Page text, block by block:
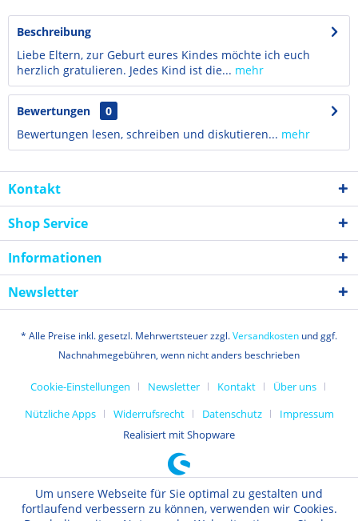
Beschreibung
Liebe Eltern, zur Geburt eures Kindes möchte ich euch
herzlich gratulieren. Jedes Kind ist die... mehr
Bewertungen
0
Bewertungen lesen, schreiben und diskutieren... mehr
Kontakt
Shop Service
Informationen
Newsletter
* Alle Preise inkl. gesetzl. Mehrwertsteuer zzgl.Versandkosten und ggf.
Nachnahmegebühren, wenn nicht anders beschrieben
Cookie-Einstellungen Newsletter Kontakt
Über uns
Nützliche Apps
Widerrufsrecht Datenschutz
Impressum
Realisiert mit Shopware
Um unsere Webseite für Sie optimal zu gestalten und
fortlaufend verbessern zu können, verwenden wir Cookies.